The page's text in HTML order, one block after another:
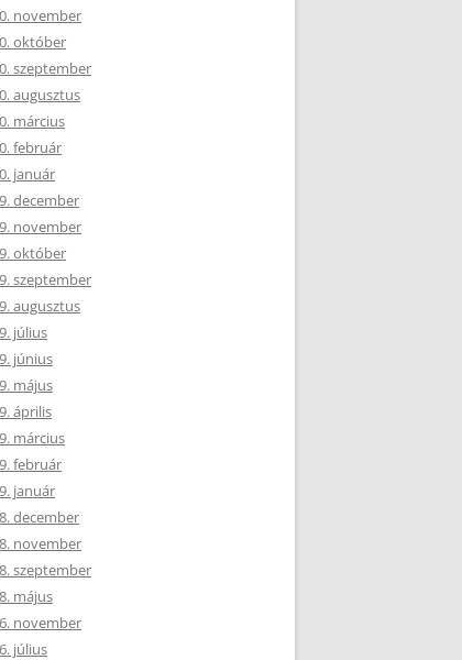
november
október
szeptember
augusztus
március
február
január
december
november
október
szeptember
augusztus
július
június
május
április
március
február
január
december
november
szeptember
május
november
július